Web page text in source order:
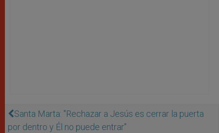
Santa Marta: "Rechazar a Jesús es cerrar la puerta
por dentro y Él no puede entrar"